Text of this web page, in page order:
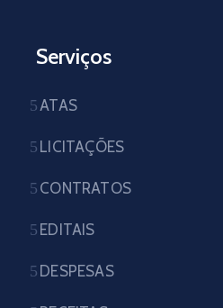
Serviços
ATAS
LICITAÇÕES
CONTRATOS
EDITAIS
DESPESAS